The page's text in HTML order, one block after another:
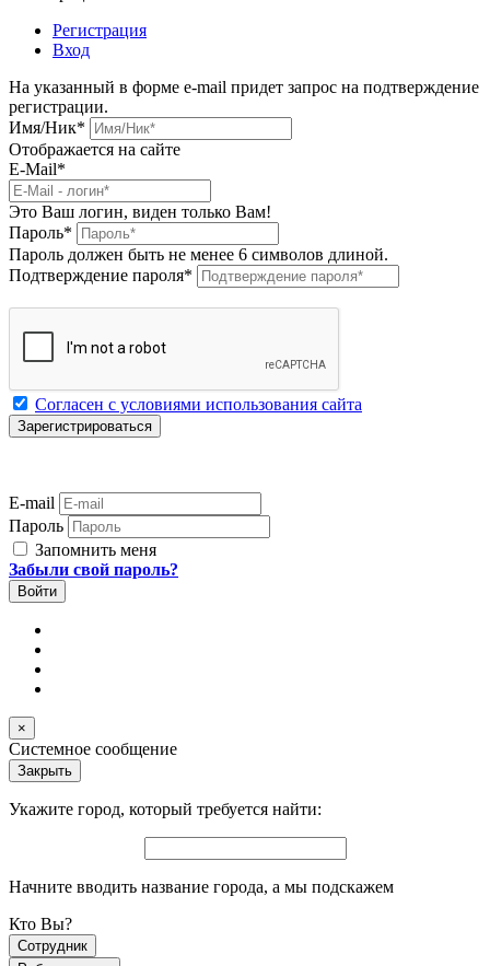
Регистрация
Вход
На указанный в форме e-mail придет запрос на подтверждение
регистрации.
Имя/Ник*
Отображается на сайте
E-Mail*
Это Ваш логин, виден только Вам!
Пароль*
Пароль должен быть не менее 6 символов длиной.
Подтверждение пароля*
Согласен с условиями использования сайта
E-mail
Пароль
Запомнить меня
Забыли свой пароль?
×
Системное сообщение
Закрыть
Укажите город, который требуется найти:
Начните вводить название города, а мы подскажем
Кто Вы?
Сотрудник